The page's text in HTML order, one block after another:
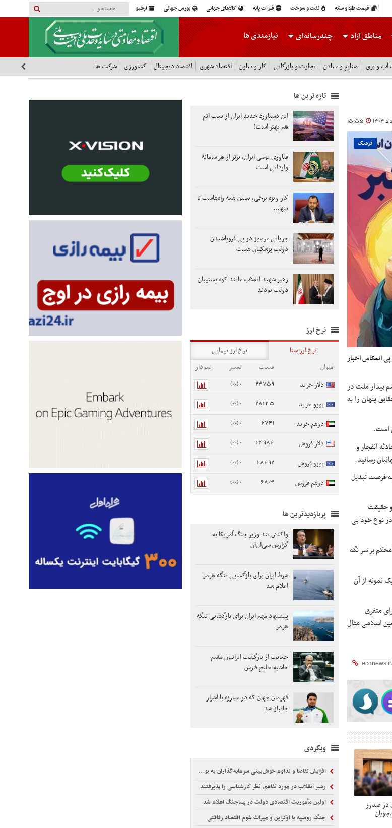
قیمت طلا و سکه نفت و سوخت فلزات پایه کالاهای جهانی بورس جهانی آرشیو
مناطق آزاد چندرسانه‌ای نیازمندی ها
و برق صنایع و معادن تجارت و بازرگانی کار و تعاون اقتصاد شهری اقتصاد دیجیتال کشاورزی شرکت ها
15:55
فرهنگ
انعکاس اخبار
بیدار ملت در
پنهان را به
است.
انفجار و
رسانید.
فرصت تبدیل
و حقیقت
نوع خود بی
بر سر نگه
نمونه از آن
متفرق
اسلامی مثال
در صدور
تازه ترین ها
این دستاورد جدید ایران از بمب اتم
هم بهتر است!
فناوری بومی ایران، برتر از هر سامانه
وارداتی است
کار ویژه برخی، بستن همه راه‌هاست تا
تنها...
جریانی مرموز در پی فروپاشیدن
دولت پزشکیان هست
رهبر شهید انقلاب مانند کوه پشتیبان
دولت بودند
نرخ ارز
نرخ ارز سنا
نرخ ارز نیمایی
عنوان
قیمت تغییر
نمودار
دلار خرید
24759
0 (0%)
یورو خرید 28235
0 (0%)
درهم خرید 6741
0 (0%)
دلار فروش 24984
0 (0%)
یورو فروش 28492
0 (0%)
درهم فروش 6803
0 (0%)
پربازدیدترین ها
واکنش تند وزیر جنگ آمریکا به
گزارش سی‌ان‌ان
شرط ایران برای بازگشایی تنگه هرمز
اعلام شد
پیشنهاد مهم ایران برای بازگشایی تنگه
هرمز
حمایت از بازگشت ایرانیان مقیم
حاشیه خلیج فارس
قهرمان جهان که در مبارزه با اشرار
جانباز شد
وبگردی
افزایش تقاضا و تداوم خوش‌بینی سرمایه‌گذاران به بورس
رهبر انقلاب در مورد تفاهم، نظر کارشناسی را پذیرفتند
اولین مأموریت اقتصادی دولت در پساجنگ اعلام شد
جنگ روسیه با اوکراین و میراث شوم اقتصاد رفاقتی